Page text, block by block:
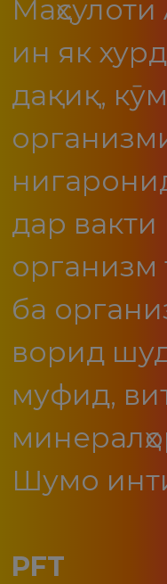
ин як
дақиқ,
дар
организм
ба
ворид
муфид,
Шумо
PFT